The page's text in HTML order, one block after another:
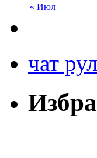
« Июл
чат